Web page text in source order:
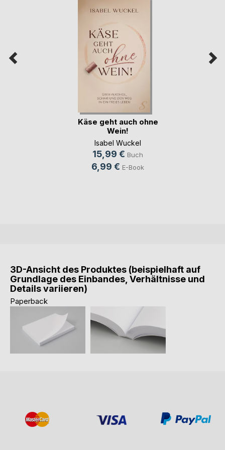
Käse geht auch ohne
Wein!
Isabel Wuckel
15,99 € Buch
6,99 € E-Book
3D-Ansicht des Produktes (beispielhaft auf
Grundlage des Einbandes, Verhältnisse und
Details variieren)
Paperback